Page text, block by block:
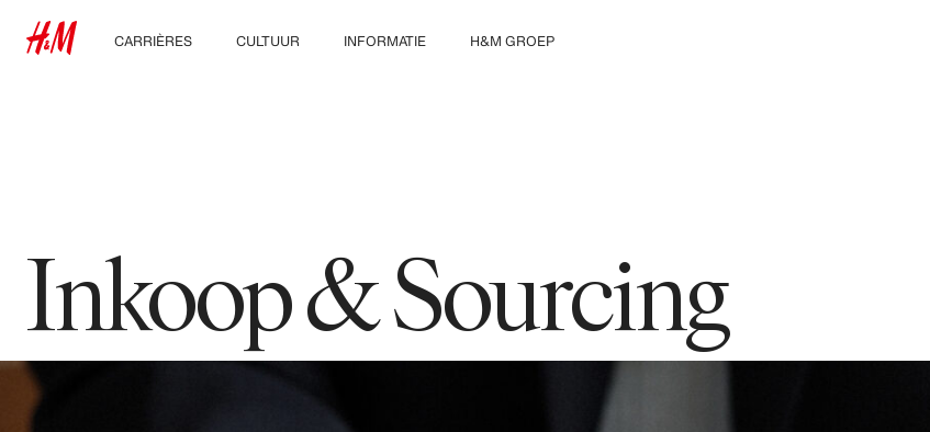
CARRIÈRES
CULTUUR
INFORMATIE
H&M GROEP
Inkoop & Sourcing